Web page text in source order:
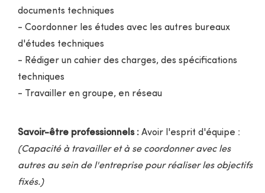
documents techniques
- Coordonner les études avec les autres bureaux
d'études techniques
- Rédiger un cahier des charges, des spécifications
techniques
- Travailler en groupe, en réseau
Savoir-être professionnels : Avoir l'esprit d'équipe :
(Capacité à travailler et à se coordonner avec les
autres au sein de l'entreprise pour réaliser les objectifs
fixés.)